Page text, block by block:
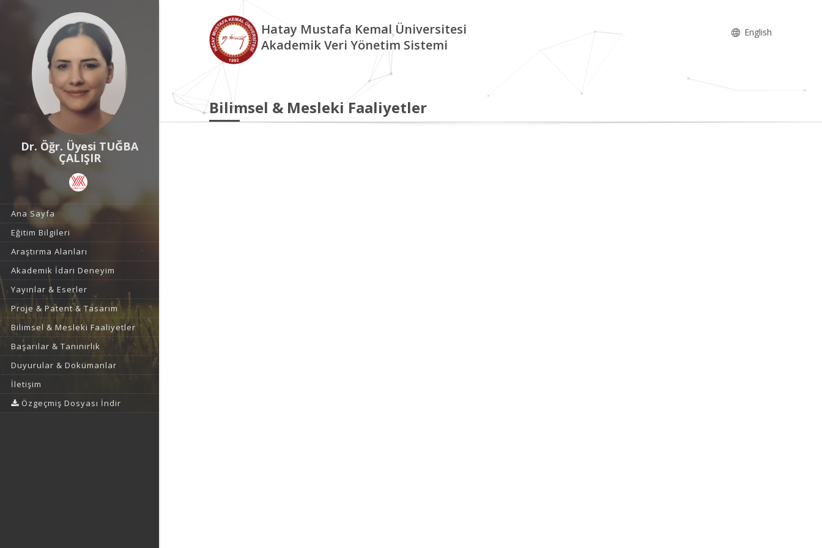
Dr. Öğr. Üyesi TUĞBA
ÇALIŞIR
Ana Sayfa
Eğitim Bilgileri
Araştırma Alanları
Akademik İdari Deneyim
Yayınlar & Eserler
Proje & Patent & Tasarım
Bilimsel & Mesleki Faaliyetler
Başarılar & Tanınırlık
Duyurular & Dokümanlar
İletişim
Özgeçmiş Dosyası İndir
Hatay Mustafa Kemal Üniversitesi
Akademik Veri Yönetim Sistemi
English
Bilimsel & Mesleki Faaliyetler